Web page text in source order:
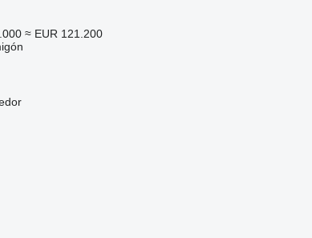
≈ EUR 121.200